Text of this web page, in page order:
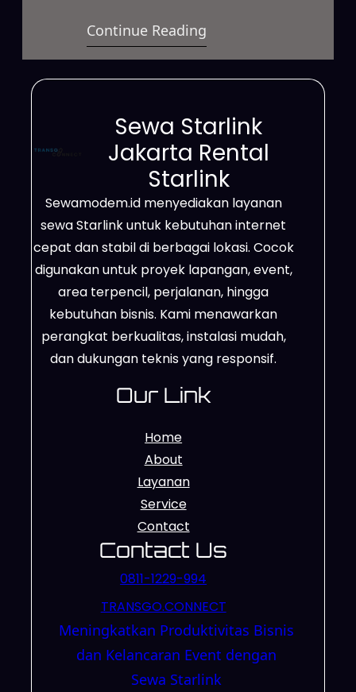
koneksi cepat dan stabil untuk
berbagai kebutuhan. Layanan ini
dapat digunakan untuk bisnis,
penggunaan pribadi dengan
sistem sewa yang fleksibel. Selain
itu, jaringan Starlink mampu
menjangkau area terpencil,
wilayah dengan sinyal terbatas,
hingga…
Continue Reading
Sewa Starlink
Jakarta Rental
Starlink
Sewamodem.id menyediakan layanan
sewa Starlink untuk kebutuhan internet
cepat dan stabil di berbagai lokasi. Cocok
digunakan untuk proyek lapangan, event,
area terpencil, perjalanan, hingga
kebutuhan bisnis. Kami menawarkan
perangkat berkualitas, instalasi mudah,
dan dukungan teknis yang responsif.
Our Link
Home
About
Layanan
Service
Contact
Contact Us
0811-1229-994
TRANSGO.CONNECT
Meningkatkan Produktivitas Bisnis
dan Kelancaran Event dengan
Sewa Starlink